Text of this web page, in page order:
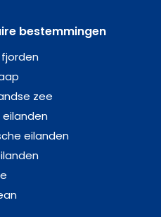
bestemmingen
zee
eilanden
eilanden